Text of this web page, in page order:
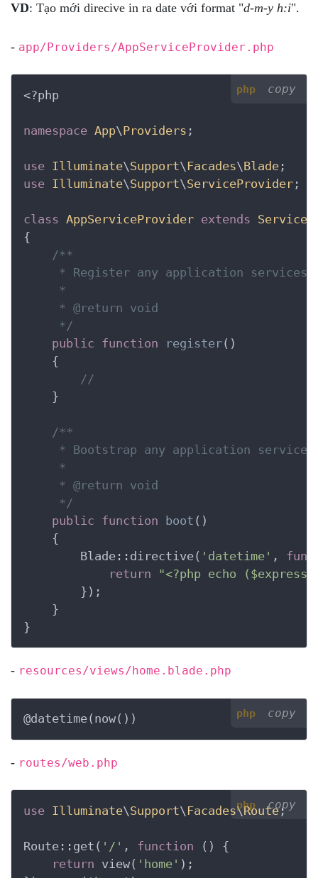
VD: Tạo mới direcive in ra date với format "d-m-y h:i".
- app/Providers/AppServiceProvider.php
php copy
<?php
namespace App\Providers ;
use Illuminate\Support\ Facades\Blade
use Illuminate\Support\ServiceProvider;
class AppServiceProvider extends
{
/**
     * Register any application services.
     *
     *
@return void
     */
public function register()
    {
//
    }
/**
* Bootstrap any application
     *
     *
@return void
     */
public function boot ()
    {
        Blade::directive(
'datetime' ,
return
"<?php echo
        });
    }
}
- resources/views/home.blade.php
php copy
@datetime(now())
- routes/web.php
php copy
use Illuminate\Support\ Facades\Route;
Route::get( '/' , function ()
{
return view( 'home' );